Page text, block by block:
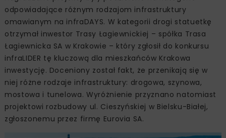
odpowiadające różnym rodzajom infrastruktury
omawianym na infraDAYS. W kategorii drogi statuetkę
otrzymał inwestor Trasy Łagiewnickiej – spółka Trasa
Łagiewnicka SA w Krakowie – który zgłosił do konkursu
infraLIDER tę kluczową dla mieszkańców Krakowa
inwestycję. Doceniony został fakt, że przenikają się w
niej różne rodzaje infrastruktury: drogowa, szynowa,
mostowa i tunelowa. Wyróżnienie przyznano natomiast
projektowi rozbudowy ul. Cieszyńskiej w Bielsku-Białej,
zgłoszonemu przez firmę Eurovia SA.